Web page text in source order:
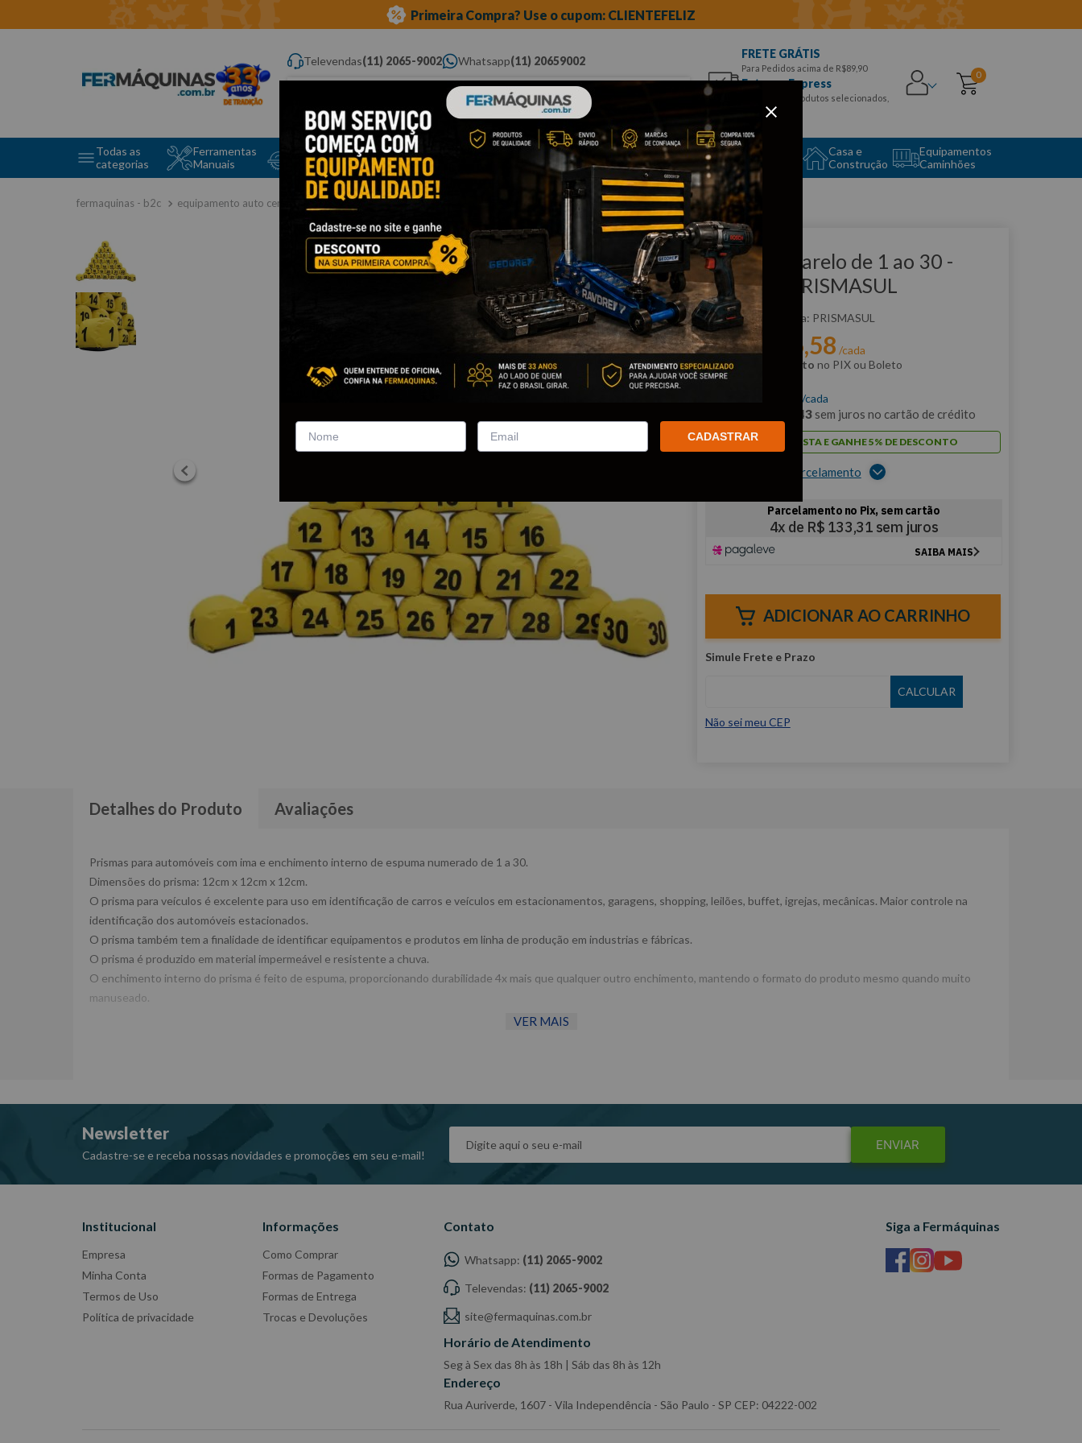
Primeira Compra? Use o cupom: CLIENTEFELIZ
Televendas(11) 2065-9002 Whatsapp(11) 20659002
Digite aqui o que você procura...
FRETE GRÁTIS
Para Pedidos acima de R$89,90
Entrega Express
para CEPS e produtos selecionados,
Aproveite!
0
Todas as
categorias
Ferramentas
Manuais
Ferramentas Elétricas
e Máquinas
Ferramentas
Ferramentas
Automotivas Especiais
Equipamento
Auto Center
Casa e
Construção
Equipamentos
Caminhões
equipamento auto center acessórios para oficina
Clique e veja!
Prisma Amarelo de 1 ao 30 -
P1003-B PRISMASUL
:P1003-B PRISMASUL
Por:R$ 506,58 /cada
com5% de desconto no PIX ou Boleto
/cada
43sem juros no cartão de crédito
PAGUE À VISTA E GANHE 5% DE DESCONTO
Ver opções de parcelamento
ADICIONAR AO CARRINHO
Não sei meu CEP
Detalhes do Produto Avaliações
Prismas para automóveis com ima e enchimento interno de espuma numerado de 1 a 30.
Dimensões do prisma: 12cm x 12cm x 12cm.
O prisma para veículos é excelente para uso em identificação de carros e veículos em estacionamentos, garagens, shopping, leilões, buffet, igrejas, mecânicas. Maior controle na
identificação dos automóveis estacionados.
O prisma também tem a finalidade de identificar equipamentos e produtos em linha de produção em industrias e fábricas.
O prisma é produzido em material impermeável e resistente a chuva.
O enchimento interno do prisma é feito de espuma, proporcionando durabilidade 4x mais que qualquer outro enchimento, mantendo o formato do produto mesmo quando muito
manuseado.
VER MAIS
Newsletter
Cadastre-se e receba nossas novidades e promoções em seu e-mail!
ENVIAR
Institucional
Empresa
Minha Conta
Termos de Uso
Política de privacidade
Informações
Como Comprar
Formas de Pagamento
Formas de Entrega
Trocas e Devoluções
Contato
Whatsapp: (11) 2065-9002
Televendas: (11) 2065-9002
site@fermaquinas.com.br
Horário de Atendimento
Seg à Sex das 8h às 18h | Sáb das 8h às 12h
Endereço
Rua Auriverde, 1607 - Vila Independência - São Paulo - SP CEP: 04222-002
Siga a Fermáquinas
CADASTRAR